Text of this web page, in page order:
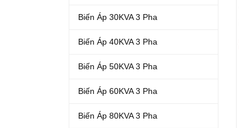
Biến Áp 30KVA 3 Pha
Biến Áp 40KVA 3 Pha
Biến Áp 50KVA 3 Pha
Biến Áp 60KVA 3 Pha
Biến Áp 80KVA 3 Pha